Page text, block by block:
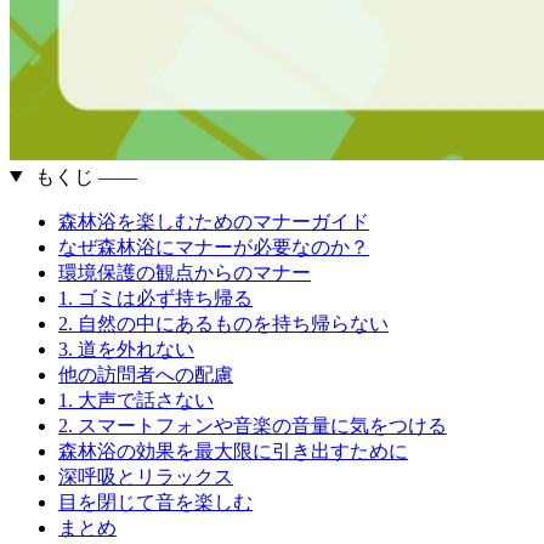
もくじ ――
森林浴を楽しむためのマナーガイド
なぜ森林浴にマナーが必要なのか？
環境保護の観点からのマナー
1. ゴミは必ず持ち帰る
2. 自然の中にあるものを持ち帰らない
3. 道を外れない
他の訪問者への配慮
1. 大声で話さない
2. スマートフォンや音楽の音量に気をつける
森林浴の効果を最大限に引き出すために
深呼吸とリラックス
目を閉じて音を楽しむ
まとめ